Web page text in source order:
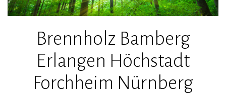
Brennholz Bamberg
Erlangen Höchstadt
Forchheim Nürnberg